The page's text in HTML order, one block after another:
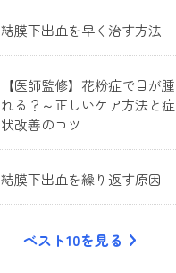
結膜下出血を早く治す方法
【医師監修】花粉症で目が腫
れる？～正しいケア方法と症
状改善のコツ
結膜下出血を繰り返す原因
ベスト10を見る